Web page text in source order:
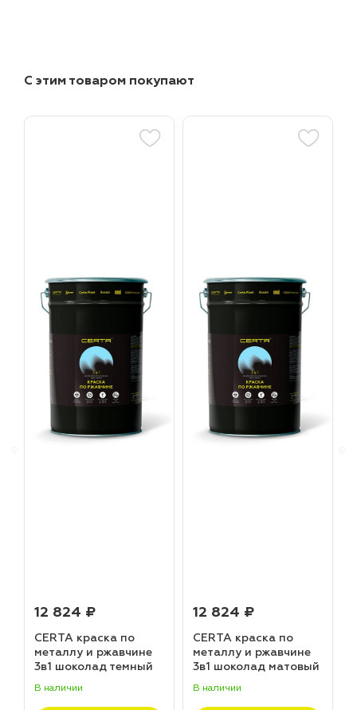
С этим товаром покупают
12 824 ₽
CERTA краска по
металлу и ржавчине
3в1 шоколад темный
(20,0кг)
В наличии
12 824 ₽
CERTA краска по
металлу и ржавчине
3в1 шоколад матовый
В наличии